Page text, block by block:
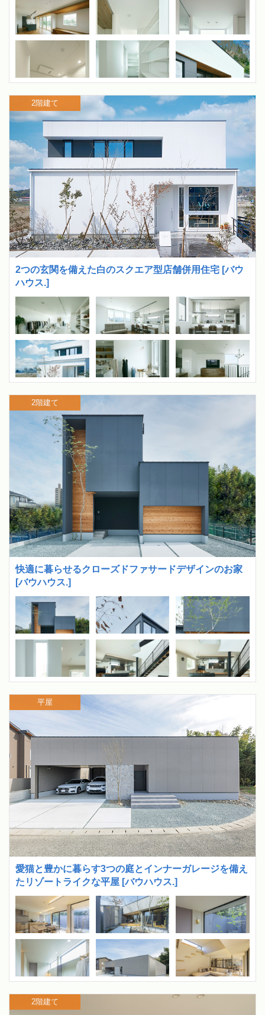
2つの玄関を備えた白のスクエア型店舗併用住宅 [バウ
ハウス.]
2階建て
快適に暮らせるクローズドファサードデザインのお家
[バウハウス.]
2階建て
愛猫と豊かに暮らす3つの庭とインナーガレージを備え
たリゾートライクな平屋 [バウハウス.]
平屋
2階建て